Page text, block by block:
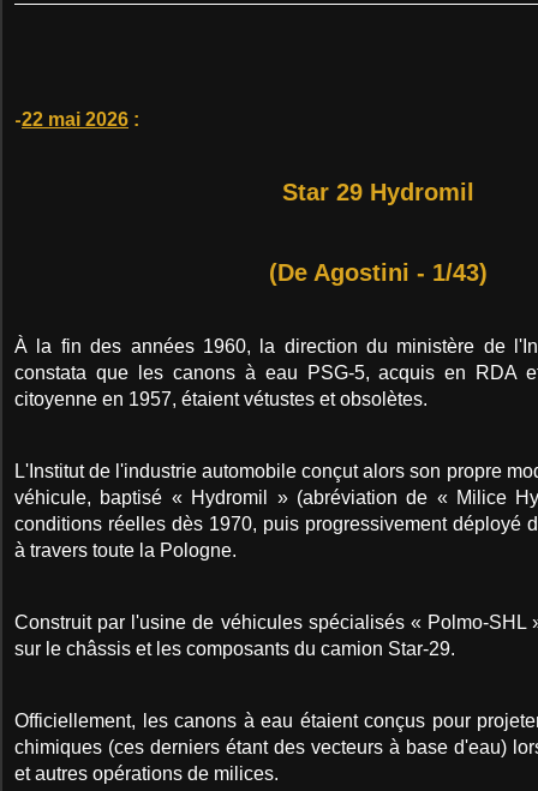
-22 mai 2026 :
Star 29 Hydromil
(De Agostini - 1/43)
À la fin des années 1960, la direction du ministère de
constata que les canons à eau PSG-5, acquis en RDA
citoyenne en 1957, étaient vétustes et obsolètes.
L'Institut de l'industrie automobile conçut alors son propre
véhicule, baptisé « Hydromil » (abréviation de « Milice
conditions réelles dès 1970, puis progressivement déployé
à travers toute la Pologne.
Construit par l'usine de véhicules spécialisés « Polmo-SHL
sur le châssis et les composants du camion Star-29.
Officiellement, les canons à eau étaient conçus pour
chimiques (ces derniers étant des vecteurs à base d'eau)
et autres opérations de milices.